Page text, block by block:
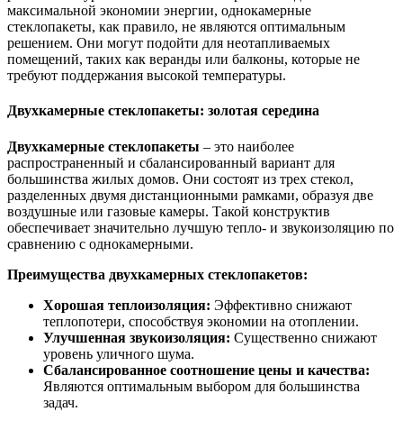
максимальной экономии энергии, однокамерные
стеклопакеты, как правило, не являются оптимальным
решением. Они могут подойти для неотапливаемых
помещений, таких как веранды или балконы, которые не
требуют поддержания высокой температуры.
Двухкамерные стеклопакеты: золотая середина
Двухкамерные стеклопакеты – это наиболее
распространенный и сбалансированный вариант для
большинства жилых домов. Они состоят из трех стекол,
разделенных двумя дистанционными рамками, образуя две
воздушные или газовые камеры. Такой конструктив
обеспечивает значительно лучшую тепло- и звукоизоляцию по
сравнению с однокамерными.
Преимущества двухкамерных стеклопакетов:
Хорошая теплоизоляция: Эффективно снижают
теплопотери, способствуя экономии на отоплении.
Улучшенная звукоизоляция: Существенно снижают
уровень уличного шума.
Сбалансированное соотношение цены и качества:
Являются оптимальным выбором для большинства
задач.